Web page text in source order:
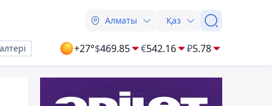
Алматы Қаз
+27°$469.85 €542.16 ₽5.78